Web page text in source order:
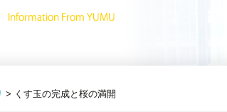
> くす玉の完成と桜の満開